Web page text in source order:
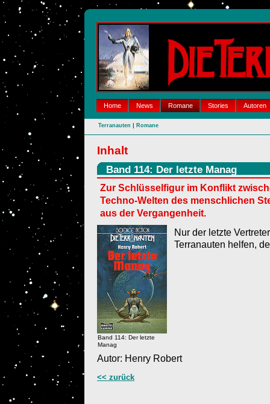
Home News Romane Stories Autoren
Terranauten | Romane
Inhalt
Band 114: Der letzte Manag
Zur Schlüsselfigur im Konflikt
Techno-Welten des menschlichen
aus der Vergangenheit.
Band 114: Der letzte
Manag
Nur der letzte
Terranauten helfen,
Autor: Henry Robert
<< zurück